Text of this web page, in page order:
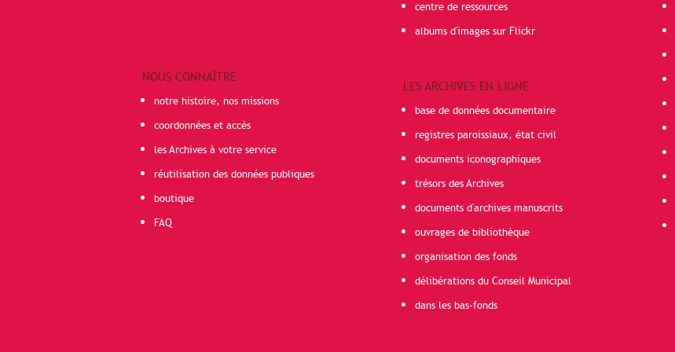
NOUS CONNAÎTRE
notre histoire, nos missions
coordonnées et accès
les Archives à votre service
réutilisation des données publiques
boutique
FAQ
centre de ressources
albums d'images sur Flickr
LES ARCHIVES EN LIGNE
base de données documentaire
registres paroissiaux, état civil
documents iconographiques
trésors des Archives
documents d'archives manuscrits
ouvrages de bibliothèque
organisation des fonds
délibérations du Conseil Municipal
dans les bas-fonds